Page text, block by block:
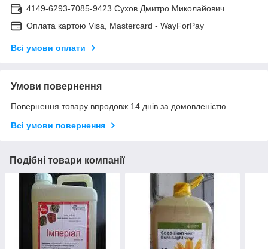
4149-6293-7085-9423 Сухов Дмитро Миколайович
Оплата картою Visa, Mastercard - WayForPay
Всі умови оплати
Умови повернення
Повернення товару впродовж 14 днів за домовленістю
Всі умови повернення
Подібні товари компанії